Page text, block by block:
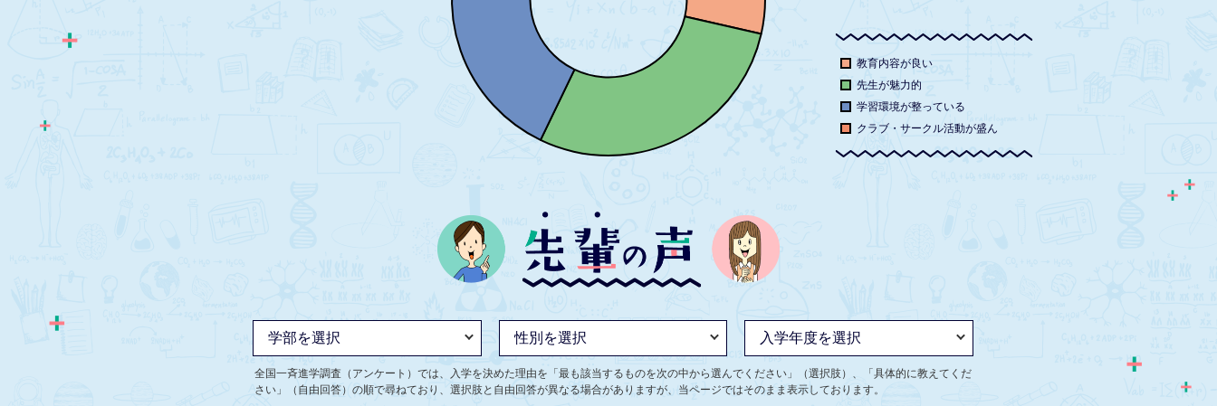
教育内容が良い
先生が魅力的
学習環境が整っている
クラブ・サークル活動が盛ん
全国一斉進学調査（アンケート）では、入学を決めた理由を「最も該当するものを次の中から選んでください」（選択肢）、「具体的に教えてくだ
さい」（自由回答）の順で尋ねており、選択肢と自由回答が異なる場合がありますが、当ページではそのまま表示しております。